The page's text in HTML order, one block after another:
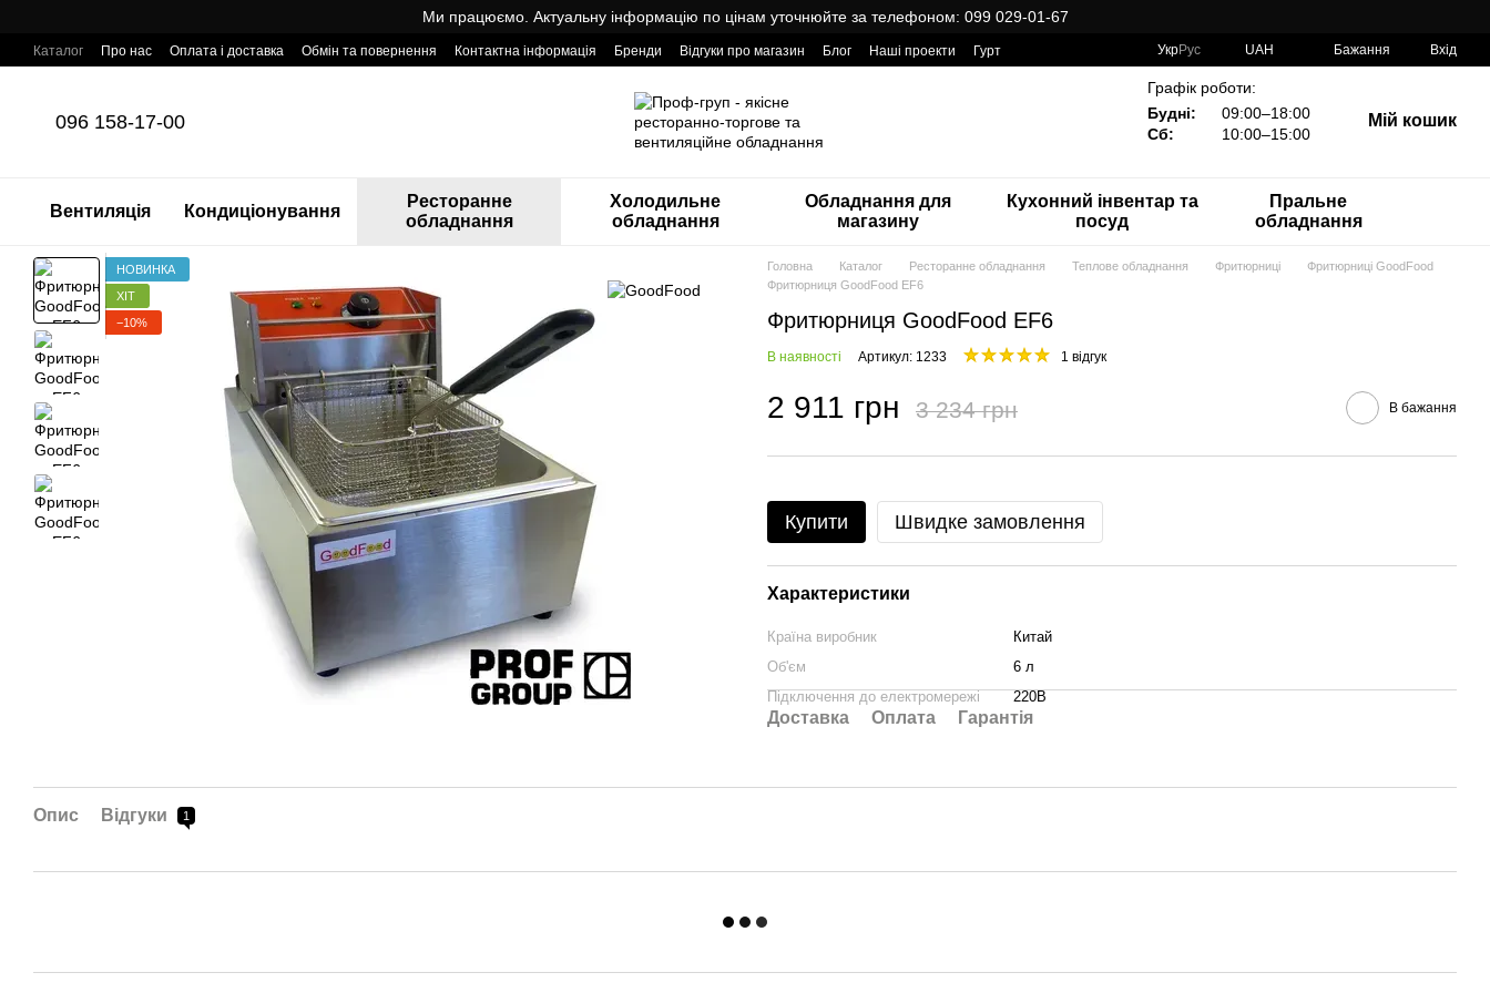
Ми працюємо. Актуальну інформацію по цінам уточнюйте за телефоном: 099 029-01-67
Каталог Про нас Оплата і доставка Обмін та повернення Контактна інформація Бренди Відгуки про магазин Блог Наші проекти
Гурт
УкрРус UAH Бажання Вхід
096 158-17-00
Графік роботи:
Будні:
09:00–18:00
Сб:
10:00–15:00
Мій кошик
Вентиляція Кондиціонування
Ресторанне
обладнання
Холодильне
обладнання
Обладнання для
магазину
Кухонний інвентар та
посуд
Пральне
обладнання
НОВИНКА
ХІТ
−10%
Головна Каталог Ресторанне обладнання Теплове обладнання Фритюрниці
Фритюрниці GoodFood
Фритюрниця GoodFood EF6
Фритюрниця GoodFood EF6
В наявності Артикул: 1233 1 відгук
2 911 грн 3 234 грн В бажання
Купити Швидке замовлення
Характеристики
Країна виробник
Китай
Об'єм
6 л
Підключення до електромережі
220В
Доставка Оплата Гарантія
Опис Відгуки 1